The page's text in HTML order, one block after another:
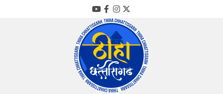
YouTube
Facebook
Instagram
Twitter